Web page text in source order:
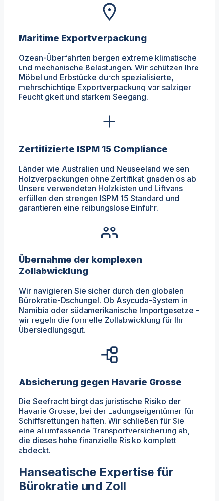
Maritime Exportverpackung
Ozean-Überfahrten bergen extreme klimatische
und mechanische Belastungen. Wir schützen Ihre
Möbel und Erbstücke durch spezialisierte,
mehrschichtige Exportverpackung vor salziger
Feuchtigkeit und starkem Seegang.
Zertifizierte ISPM 15 Compliance
Länder wie Australien und Neuseeland weisen
Holzverpackungen ohne Zertifikat gnadenlos ab.
Unsere verwendeten Holzkisten und Liftvans
erfüllen den strengen ISPM 15 Standard und
garantieren eine reibungslose Einfuhr.
Übernahme der komplexen
Zollabwicklung
Wir navigieren Sie sicher durch den globalen
Bürokratie-Dschungel. Ob Asycuda-System in
Namibia oder südamerikanische Importgesetze –
wir regeln die formelle Zollabwicklung für Ihr
Übersiedlungsgut.
Absicherung gegen Havarie Grosse
Die Seefracht birgt das juristische Risiko der
Havarie Grosse, bei der Ladungseigentümer für
Schiffsrettungen haften. Wir schließen für Sie
eine allumfassende Transportversicherung ab,
die dieses hohe finanzielle Risiko komplett
abdeckt.
Hanseatische Expertise für
Bürokratie und Zoll